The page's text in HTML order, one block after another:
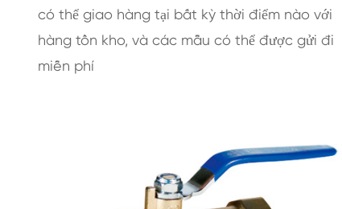
có thể giao hàng tại bất kỳ thời điểm nào với
hàng tồn kho, và các mẫu có thể được gửi đi
miễn phí